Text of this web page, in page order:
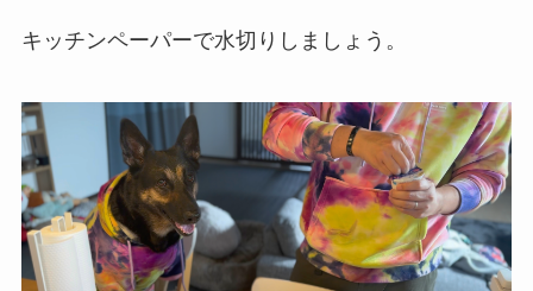
キッチンペーパーで水切りしましょう。